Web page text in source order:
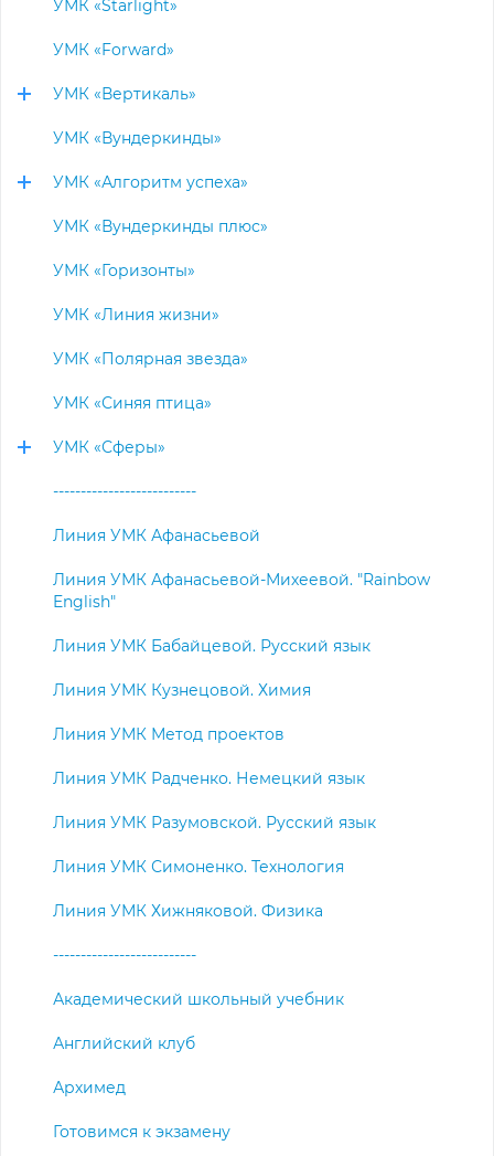
УМК «Starlight»
УМК «Forward»
УМК «Вертикаль»
УМК «Вундеркинды»
УМК «Алгоритм успеха»
УМК «Вундеркинды плюс»
УМК «Горизонты»
УМК «Линия жизни»
УМК «Полярная звезда»
УМК «Синяя птица»
УМК «Сферы»
--------------------------
Линия УМК Афанасьевой
Линия УМК Афанасьевой-Михеевой. "Rainbow
English"
Линия УМК Бабайцевой. Русский язык
Линия УМК Кузнецовой. Химия
Линия УМК Метод проектов
Линия УМК Радченко. Немецкий язык
Линия УМК Разумовской. Русский язык
Линия УМК Симоненко. Технология
Линия УМК Хижняковой. Физика
--------------------------
Академический школьный учебник
Английский клуб
Архимед
Готовимся к экзамену